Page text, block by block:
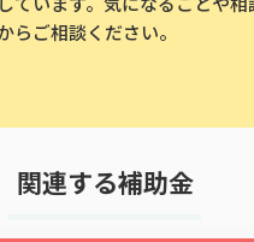
らご相談ください。
関連する補助金